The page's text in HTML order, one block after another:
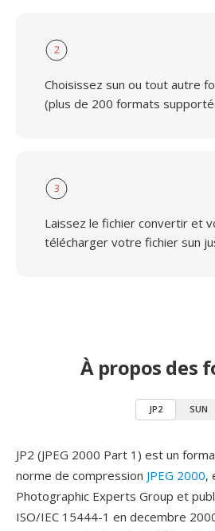
2
Choisissez sun ou tout autre
(plus de 200 formats
3
Laissez le fichier convertir et
télécharger votre fichier sun
À propos des
JP2 SUN
JP2 (JPEG 2000 Part 1) est un
norme de compression JPEG 2000,
Photographic Experts Group et
ISO/IEC 15444-1 en decembre